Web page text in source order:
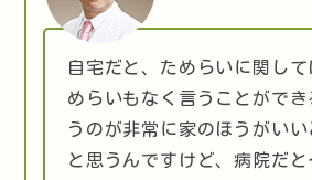
自宅だと、ためらいに関して
めらいもなく言うことがで
うのが非常に家のほうがい
と思うんですけど、病院だ